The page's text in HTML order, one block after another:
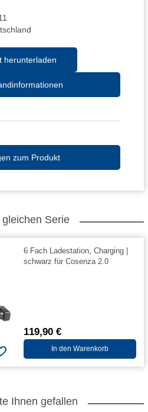
herunterladen
zum Produkt
Serie
6 Fach Ladestation, Charging |
schwarz für Cosenza 2.0
119,90 €
In den Warenkorb
Ihnen gefallen